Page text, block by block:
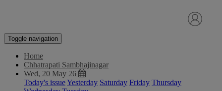
Toggle navigation
Home
Chhatrapati Sambhajinagar
Wed, 20 May 26
Today's issueYesterday Saturday Friday Thursday